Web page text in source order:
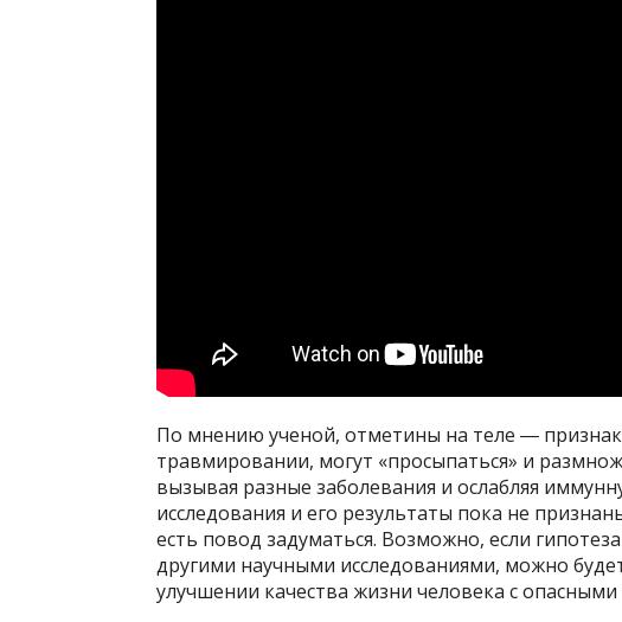
По мнению ученой, отметины на теле ―
травмировании, могут «просыпаться» и
вызывая разные заболевания и ослабляя
исследования и его результаты пока не
есть повод задуматься. Возможно, если
другими научными исследованиями, можно
улучшении качества жизни человека с